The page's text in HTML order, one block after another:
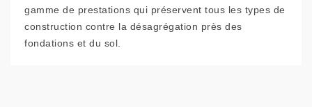
gamme de prestations qui préservent tous les types de
construction contre la désagrégation près des
fondations et du sol.